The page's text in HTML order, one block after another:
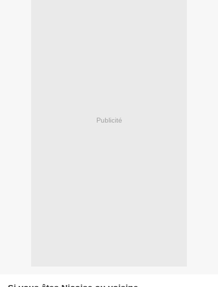
Publicité